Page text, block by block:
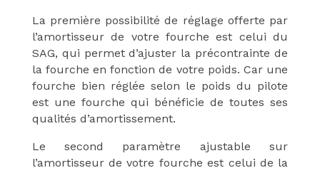
La première possibilité de réglage offerte par
l’amortisseur de votre fourche est celui du
SAG, qui permet d’ajuster la précontrainte de
la fourche en fonction de votre poids.Car une
fourche bien réglée selon le poids du pilote
est une fourche qui bénéficie de toutes ses
qualités d’amortissement.
Le second paramètre ajustable sur
l’amortisseur de votre fourche est celui de la